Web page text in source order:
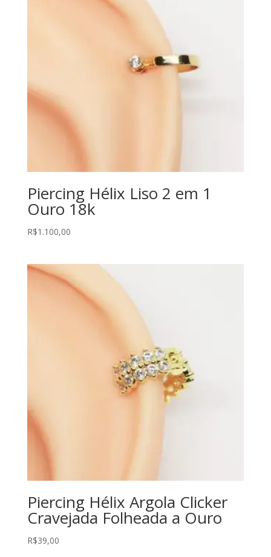
Piercing Hélix Liso 2 em 1
Ouro 18k
R$1.100,00
Piercing Hélix Argola Clicker
Cravejada Folheada a Ouro
R$39,00